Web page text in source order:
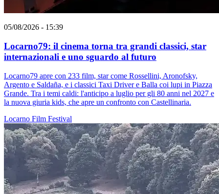
05/08/2026 - 15:39
Locarno79: il cinema torna tra grandi classici, star
internazionali e uno sguardo al futuro
Locarno79 apre con 233 film, star come Rossellini, Aronofsky,
Argento e Saldaña, e i classici Taxi Driver e Balla coi lupi in Piazza
Grande. Tra i temi caldi: l'anticipo a luglio per gli 80 anni nel 2027 e
la nuova giuria kids, che apre un confronto con Castellinaria.
Locarno Film Festival